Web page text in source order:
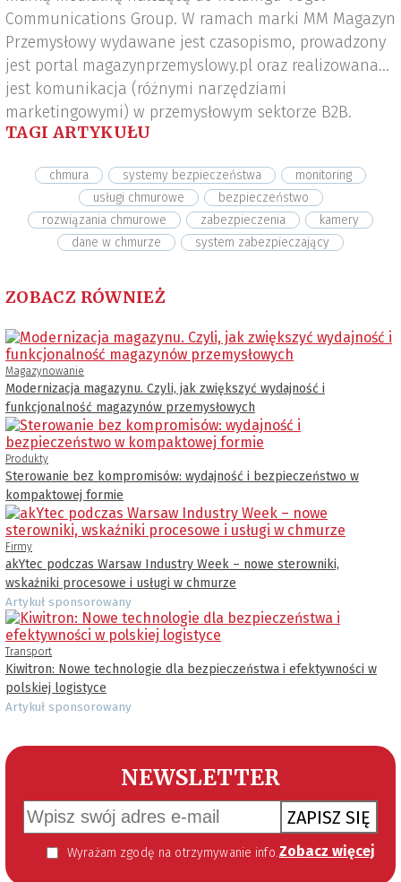
Communications Group. W ramach marki MM Magazyn
Przemysłowy wydawane jest czasopismo, prowadzony
jest portal magazynprzemyslowy.pl oraz realizowana
jest komunikacja (różnymi narzędziami
marketingowymi) w przemysłowym sektorze B2B.
TAGI ARTYKUŁU
chmura systemy bezpieczeństwa
monitoring
usługi chmurowe
bezpieczeństwo
rozwiązania chmurowe
zabezpieczenia
kamery
dane w chmurze
system zabezpieczający
ZOBACZ RÓWNIEŻ
Magazynowanie
Modernizacja magazynu. Czyli, jak zwiększyć wydajność i
funkcjonalność magazynów przemysłowych
Produkty
Sterowanie bez kompromisów: wydajność i bezpieczeństwo w
kompaktowej formie
Firmy
akYtec podczas Warsaw Industry Week – nowe sterowniki,
wskaźniki procesowe i usługi w chmurze
Artykuł sponsorowany
Transport
Kiwitron: Nowe technologie dla bezpieczeństwa i efektywności w
polskiej logistyce
Artykuł sponsorowany
NEWSLETTER
ZAPISZ SIĘ
Wyrażam zgodę na otrzymywanie informacji handlowej kierowanej do mnie za pomocą środków komunikacji elektronicznej w szczególności poczty elektronicznej zgodnie z przepisem art. 10 ust 2 ustawy z dnia 18 lipca 2002 roku o świadczeniu usług drogą elektroniczną (Dz. U. 144 z 2002 r. poz. 1204). Zgoda jest dobrowolna, jednak jej wyrażenie jest konieczne, aby otrzymywać newsletter. Zobacz więcej